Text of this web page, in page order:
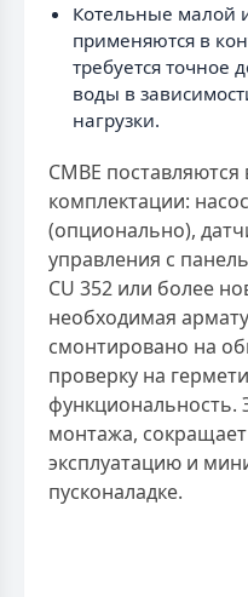
Котельные малой
применяются в
требуется точное
воды в
нагрузки.
CMBE
комплектации:
(опционально),
управления с
CU 352 или более
необходимая
смонтировано на
проверку на
функциональность.
монтажа,
эксплуатацию и
пусконаладке.